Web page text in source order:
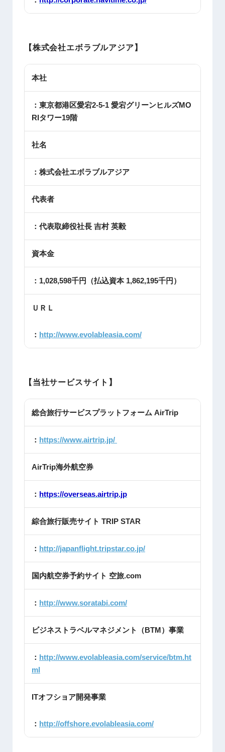
【株式会社エボラブルアジア】
本社
：東京都港区愛宕2-5-1 愛宕グリーンヒルズMO
RIタワー19階
社名
：株式会社エボラブルアジア
代表者
：代表取締役社長 吉村 英毅
資本金
：1,028,598千円（払込資本 1,862,195千円）
ＵＲＬ
： http://www.evolableasia.com/
【当社サービスサイト】
総合旅行サービスプラットフォーム AirTrip
： https://www.airtrip.jp/
AirTrip海外航空券
： https://overseas.airtrip.jp
綜合旅行販売サイト TRIP STAR
： http://japanflight.tripstar.co.jp/
国内航空券予約サイト 空旅.com
： http://www.soratabi.com/
ビジネストラベルマネジメント（BTM）事業
： http://www.evolableasia.com/service/btm.ht
ml
ITオフショア開発事業
： http://offshore.evolableasia.com/